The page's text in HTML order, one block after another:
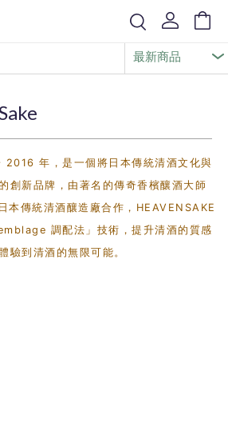
2016 年，是一個將日本傳統清酒文化與
創新品牌，由著名的傳奇香檳釀酒大師
傳統清酒釀造廠合作，HEAVENSAKE
調配法」技術，提升清酒的質感
驗到清酒的無限可能。